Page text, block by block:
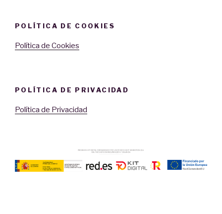
POLÍTICA DE COOKIES
Política de Cookies
POLÍTICA DE PRIVACIDAD
Política de Privacidad